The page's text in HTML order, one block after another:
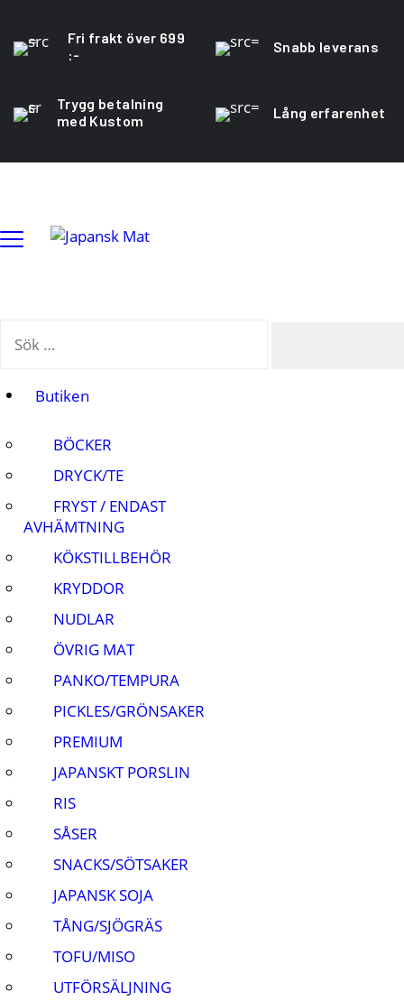
Fri frakt över 699
:-
Snabb leverans
Trygg betalning
med Kustom
Lång erfarenhet
Butiken
BÖCKER
DRYCK/TE
FRYST / ENDAST
AVHÄMTNING
KÖKSTILLBEHÖR
KRYDDOR
NUDLAR
ÖVRIG MAT
PANKO/TEMPURA
PICKLES/GRÖNSAKER
PREMIUM
JAPANSKT PORSLIN
RIS
SÅSER
SNACKS/SÖTSAKER
JAPANSK SOJA
TÅNG/SJÖGRÄS
TOFU/MISO
UTFÖRSÄLJNING